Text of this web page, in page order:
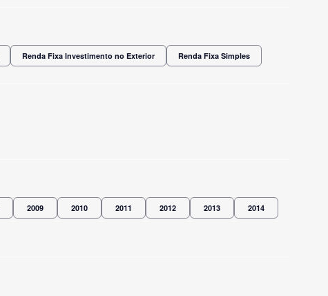
Renda Fixa Investimento no Exterior Renda Fixa Simples
2009 2010 2011 2012 2013 2014